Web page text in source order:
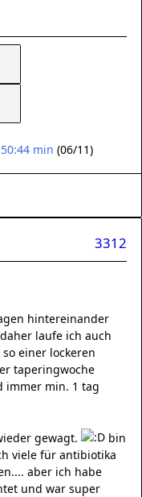
50:44 min (06/11)
3312
hintereinander
laufe ich auch
einer lockeren
taperingwoche
immer min. 1 tag
gewagt.
bin
viele für antibiotika
aber ich habe
und war super